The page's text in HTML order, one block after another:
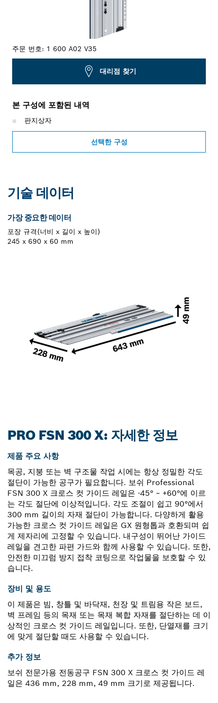
주문 번호: 1 600 A02 V35
대리점 찾기
본 구성에 포함된 내역
판지상자
선택한 구성
기술 데이터
가장 중요한 데이터
포장 규격(너비 x 길이 x 높이)
245 x 690 x 60 mm
PRO FSN 300 X: 자세한 정보
제품 주요 사항
목공, 지붕 또는 벽 구조물 작업 시에는 항상 정밀한 각도
절단이 가능한 공구가 필요합니다. 보쉬 Professional
FSN 300 X 크로스 컷 가이드 레일은 -45° ~ +60°에 이르
는 각도 절단에 이상적입니다. 각도 조절이 쉽고 90°에서
300 mm 길이의 자재 절단이 가능합니다. 다양하게 활용
가능한 크로스 컷 가이드 레일은 GX 원형톱과 호환되며 쉽
게 제자리에 고정할 수 있습니다. 내구성이 뛰어난 가이드
레일을 견고한 파편 가드와 함께 사용할 수 있습니다. 또한,
안전한 미끄럼 방지 접착 코팅으로 작업물을 보호할 수 있
습니다.
장비 및 용도
이 제품은 빔, 창틀 및 바닥재, 천장 및 트림용 작은 보드,
벽 프레임 등의 목재 또는 목재 복합 자재를 절단하는 데 이
상적인 크로스 컷 가이드 레일입니다. 또한, 단열재를 크기
에 맞게 절단할 때도 사용할 수 있습니다.
추가 정보
보쉬 전문가용 전동공구 FSN 300 X 크로스 컷 가이드 레
일은 436 mm, 228 mm, 49 mm 크기로 제공됩니다.